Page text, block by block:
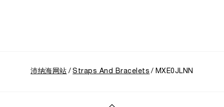
沛纳海网站 Straps And Bracelets MXE0JLNN